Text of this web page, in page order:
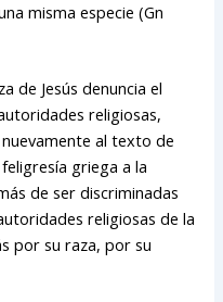
misma especie (Gn
de Jesús denuncia el
religiosas,
al texto de
griega a la
de ser discriminadas
religiosas de la
por su raza, por su